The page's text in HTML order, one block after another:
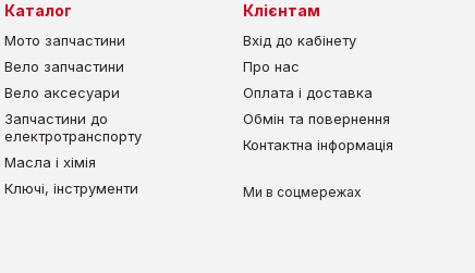
Каталог
Мото запчастини
Вело запчастини
Вело аксесуари
Запчастини до
електротранспорту
Масла і хімія
Ключі, інструменти
Клієнтам
Вхід до кабінету
Про нас
Оплата і доставка
Обмін та повернення
Контактна інформація
Ми в соцмережах